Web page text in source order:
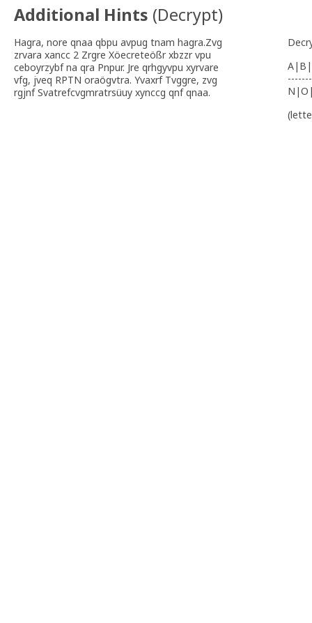
Additional Hints (Decrypt)
Hagra, nore qnaa qbpu avpug tnam hagra.Zvg
zrvara xancc 2 Zrgre Xöecreteößr xbzzr vpu
ceboyrzybf na qra Pnpur. Jre qrhgyvpu xyrvare
vfg, jveq RPTN oraögvtra. Yvaxrf Tvggre, zvg
rgjnf Svatrefcvgmratrsüuy xynccg qnf qnaa.